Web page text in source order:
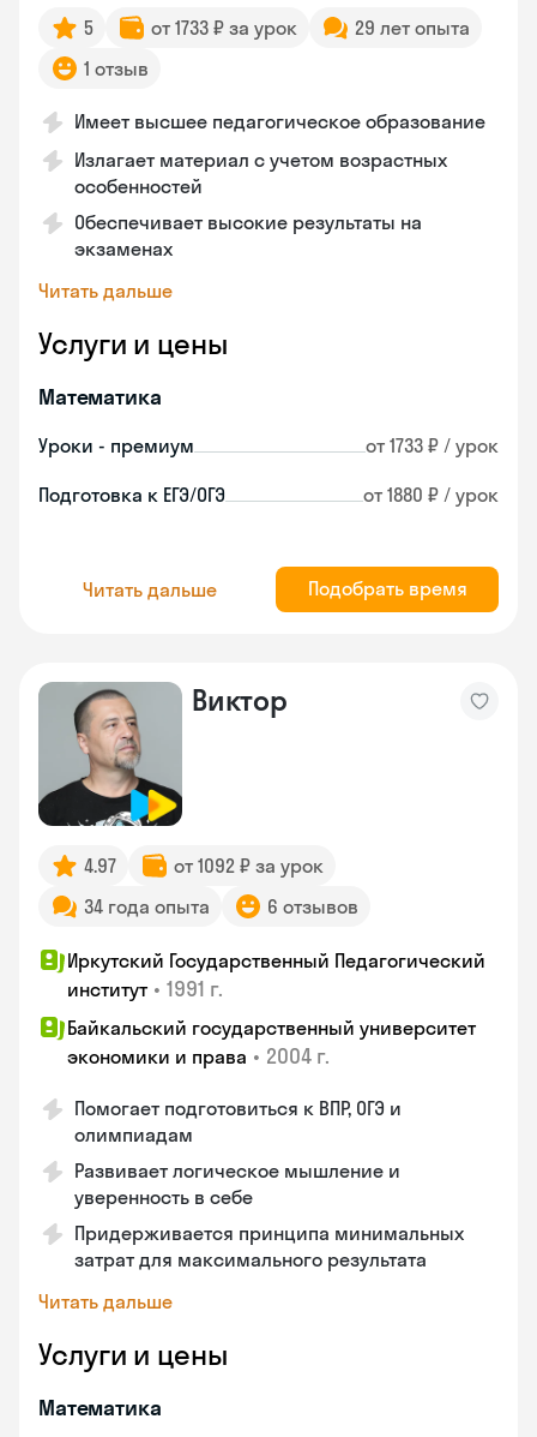
5 от 1733 ₽ за урок
29 лет опыта
1 отзыв
Имеет высшее педагогическое образование
Излагает материал с учетом возрастных
особенностей
Обеспечивает высокие результаты на
экзаменах
Читать дальше
Услуги и цены
Математика
Уроки - премиум от 1733 ₽ / урок
Подготовка к ЕГЭ/ОГЭ от 1880 ₽ / урок
Читать дальше Подобрать время
Виктор
4.97
от 1092 ₽ за урок
34 года опыта
6 отзывов
Иркутский Государственный Педагогический
институт • 1991 г.
Байкальский государственный университет
экономики и права • 2004 г.
Помогает подготовиться к ВПР, ОГЭ и
олимпиадам
Развивает логическое мышление и
уверенность в себе
Придерживается принципа минимальных
затрат для максимального результата
Читать дальше
Услуги и цены
Математика